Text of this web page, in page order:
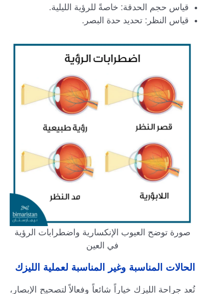
قياس حجم الحدقة: خاصةً للرؤية الليلية.
قياس النظر: تحديد حدة البصر.
صورة توضح العيوب الإنكسارية واضطرابات الرؤية
في العين
الحالات المناسبة وغير المناسبة لعملية الليزك
تُعد جراحة الليزك خياراً شائعاً وفعالاً لتصحيح الإبصار،